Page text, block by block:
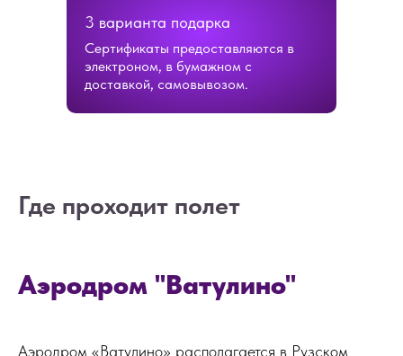
3 варианта подарка
Сертификаты предоставляются в
электроном, в бумажном с
доставкой, самовывозом.
Где проходит полет
Аэродром "Ватулино"
Аэродром «Ватулино» располагается в Рузском